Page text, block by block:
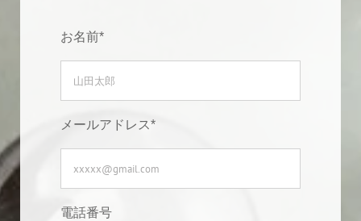
お名前*
メールアドレス*
電話番号